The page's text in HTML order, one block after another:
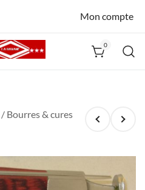
Mon compte
0
/ Bourres & cures